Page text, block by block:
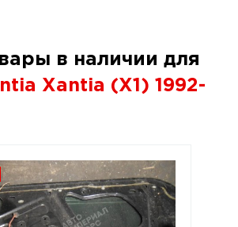
в наличии для
Xantia (X1) 1992-